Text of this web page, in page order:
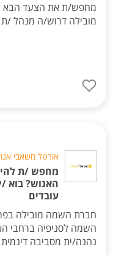
מחפש/ת את הצעד הבא
מובילה דרוש/ה מנהל /
אורטל משאבי
מחפש /ת
האנוש? בוא /
עובדים
חברת השמה מובילה
השמה לסניפיה ברחבי
נהנה/ית מסביבה